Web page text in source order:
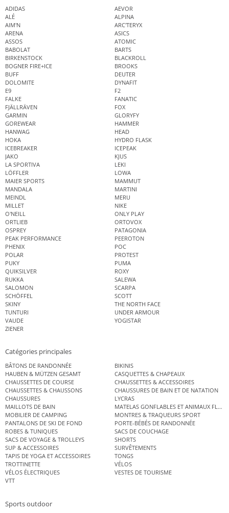
ADIDAS
AEVOR
ALÉ
ALPINA
AIM'N
ARC'TERYX
ARENA
ASICS
ASSOS
ATOMIC
BABOLAT
BARTS
BIRKENSTOCK
BLACKROLL
BOGNER FIRE+ICE
BROOKS
BUFF
DEUTER
DOLOMITE
DYNAFIT
E9
F2
FALKE
FANATIC
FJÄLLRÄVEN
FOX
GARMIN
GLORYFY
GOREWEAR
HAMMER
HANWAG
HEAD
HOKA
HYDRO FLASK
ICEBREAKER
ICEPEAK
JAKO
KJUS
LA SPORTIVA
LEKI
LÖFFLER
LOWA
MAIER SPORTS
MAMMUT
MANDALA
MARTINI
MEINDL
MERU
MILLET
NIKE
O'NEILL
ONLY PLAY
ORTLIEB
ORTOVOX
OSPREY
PATAGONIA
PEAK PERFORMANCE
PEEROTON
PHENIX
POC
POLAR
PROTEST
PUKY
PUMA
QUIKSILVER
ROXY
RUKKA
SALEWA
SALOMON
SCARPA
SCHÖFFEL
SCOTT
SKINY
THE NORTH FACE
TUNTURI
UNDER ARMOUR
VAUDE
YOGISTAR
ZIENER
Catégories principales
BÂTONS DE RANDONNÉE
BIKINIS
HAUBEN & MÜTZEN GESAMT
CASQUETTES & CHAPEAUX
CHAUSSETTES DE COURSE
CHAUSSETTES & ACCESSOIRES
CHAUSSETTES & CHAUSSONS
CHAUSSURES DE BAIN ET DE NATATION
CHAUSSURES
LYCRAS
MAILLOTS DE BAIN
MATELAS GONFLABLES ET ANIMAUX
MOBILIER DE CAMPING
MONTRES & TRAQUEURS SPORT
PANTALONS DE SKI DE FOND
PORTE-BÉBÉS DE RANDONNÉE
ROBES & TUNIQUES
SACS DE COUCHAGE
SACS DE VOYAGE & TROLLEYS
SHORTS
SUP & ACCESSOIRES
SURVÊTEMENTS
TAPIS DE YOGA ET ACCESSOIRES
TONGS
TROTTINETTE
VÉLOS
VÉLOS ÉLECTRIQUES
VESTES DE TOURISME
VTT
Sports outdoor